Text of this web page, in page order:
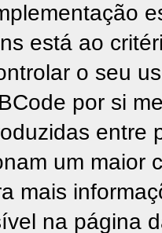
está ao
o seu
por si
entre
um maior
mais
na página